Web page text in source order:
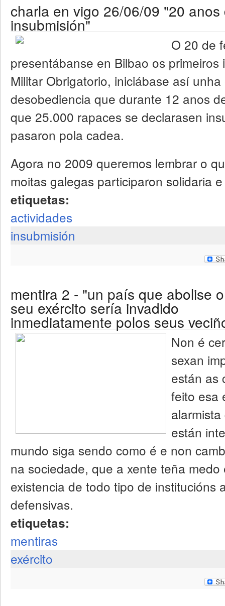
charla en vigo 26/06/09 "20 anos
insubmisión"
O 20 de
presentábanse en Bilbao os primeiros
Militar Obrigatorio, iniciábase así
desobediencia que durante 12 anos
que 25.000 rapaces se declarasen
pasaron pola cadea.
Agora no 2009 queremos lembrar o
moitas galegas participaron solidaria
etiquetas:
actividades
insubmisión
mentira 2 - "un país que abolise o
seu exército sería invadido
inmediatamente polos seus
Non é
sexan
están as
feito esa
están
mundo siga sendo como é e non
na sociedade, que a xente teña
existencia de todo tipo de institucións
defensivas.
etiquetas:
mentiras
exército